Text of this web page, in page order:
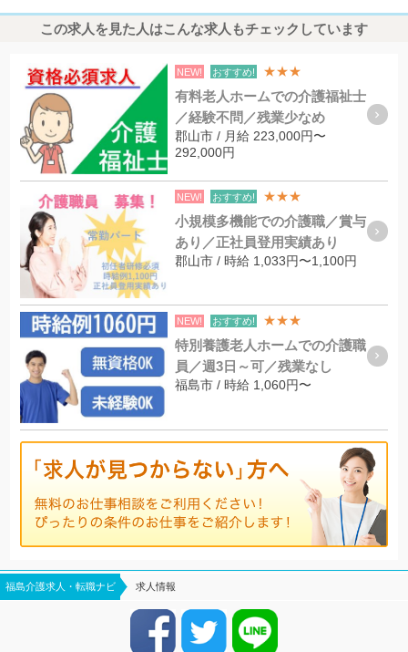
この求人を見た人はこんな求人もチェックしています
NEW! おすすめ! ★★★
有料老人ホームでの介護福祉士
／経験不問／残業少なめ
郡山市 / 月給 223,000円〜
292,000円
NEW! おすすめ! ★★★
小規模多機能での介護職／賞与
あり／正社員登用実績あり
郡山市 / 時給 1,033円〜1,100円
NEW! おすすめ! ★★★
特別養護老人ホームでの介護職
員／週3日～可／残業なし
福島市 / 時給 1,060円〜
福島介護求人・転職ナビ 求人情報